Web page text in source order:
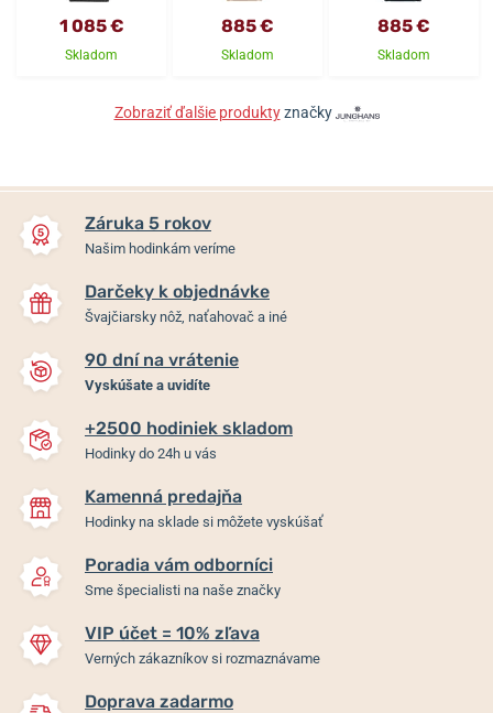
1 085 €
Skladom
885 €
Skladom
885 €
Skladom
Zobraziť ďalšie produktyznačky
Záruka 5 rokov
Našim hodinkám veríme
Darčeky k objednávke
Švajčiarsky nôž, naťahovač a iné
90 dní na vrátenie
Vyskúšate a uvidíte
+2500 hodiniek skladom
Hodinky do 24h u vás
Kamenná predajňa
Hodinky na sklade si môžete vyskúšať
Poradia vám odborníci
Sme špecialisti na naše značky
VIP účet = 10% zľava
Verných zákazníkov si rozmaznávame
Doprava zadarmo